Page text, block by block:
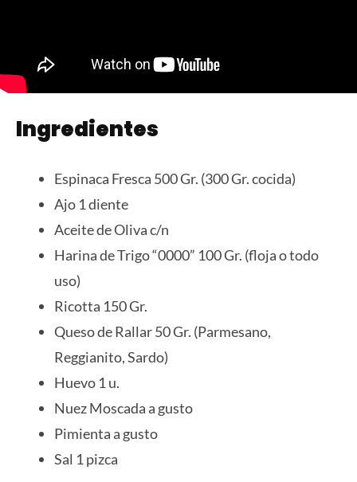
Ingredientes
Espinaca Fresca 500 Gr. (300 Gr. cocida)
Ajo 1 diente
Aceite de Oliva c/n
Harina de Trigo “0000” 100 Gr. (floja o todo
uso)
Ricotta 150 Gr.
Queso de Rallar 50 Gr. (Parmesano,
Reggianito, Sardo)
Huevo 1 u.
Nuez Moscada a gusto
Pimienta a gusto
Sal 1 pizca